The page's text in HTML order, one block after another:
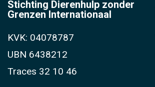
Stichting Dierenhulp zonder
Grenzen Internationaal
KVK: 04078787
UBN 6438212
Traces 32 10 46